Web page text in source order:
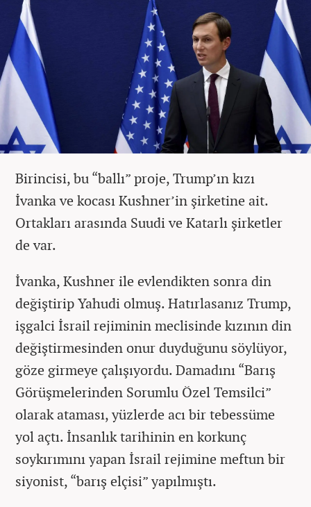
Birincisi, bu “ballı” proje, Trump’ın kızı
İvanka ve kocası Kushner’in şirketine ait.
Ortakları arasında Suudi ve Katarlı şirketler
de var.
İvanka, Kushner ile evlendikten sonra din
değiştirip Yahudi olmuş. Hatırlasanız Trump,
işgalci İsrail rejiminin meclisinde kızının din
değiştirmesinden onur duyduğunu söylüyor,
göze girmeye çalışıyordu. Damadını “Barış
Görüşmelerinden Sorumlu Özel Temsilci”
olarak ataması, yüzlerde acı bir tebessüme
yol açtı. İnsanlık tarihinin en korkunç
soykırımını yapan İsrail rejimine meftun bir
siyonist, “barış elçisi” yapılmıştı.